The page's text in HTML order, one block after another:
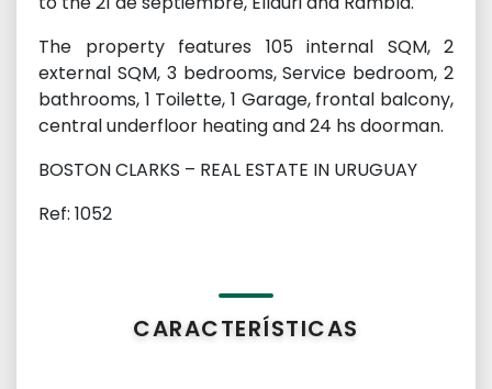
The property features 105 internal SQM, 2
external SQM, 3 bedrooms, Service bedroom, 2
bathrooms, 1 Toilette, 1 Garage, frontal balcony,
central underfloor heating and 24 hs doorman.
BOSTON CLARKS – REAL ESTATE IN URUGUAY
Ref: 1052
CARACTERÍSTICAS